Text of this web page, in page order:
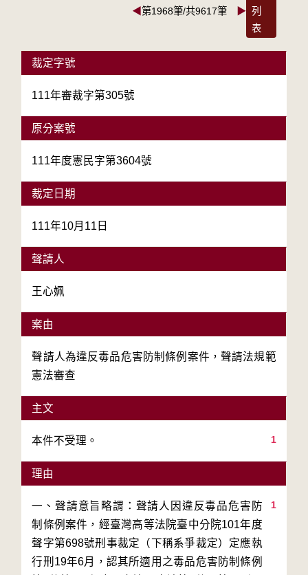
◀第1968筆/共9617筆 ▶ 列
表
裁定字號
111年審裁字第305號
原分案號
111年度憲民字第3604號
裁定日期
111年10月11日
聲請人
王心姵
案由
聲請人為違反毒品危害防制條例案件，聲請法規範
憲法審查
主文
1
本件不受理。
理由
1
一、聲請意旨略謂：聲請人因違反毒品危害防
制條例案件，經臺灣高等法院臺中分院101年度
聲字第698號刑事裁定（下稱系爭裁定）定應執
行刑19年6月，認其所適用之毒品危害防制條例